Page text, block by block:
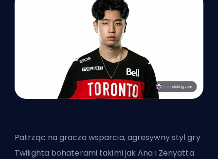
Patrząc na gracza wsparcia, agresywny styl gry
Twilighta bohaterami takimi jak Ana i Zenyatta